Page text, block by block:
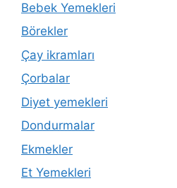
Bebek Yemekleri
Börekler
Çay ikramları
Çorbalar
Diyet yemekleri
Dondurmalar
Ekmekler
Et Yemekleri